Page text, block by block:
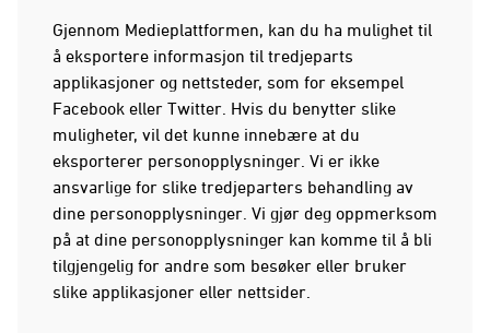
Gjennom Medieplattformen, kan du ha mulighet til
å eksportere informasjon til tredjeparts
applikasjoner og nettsteder, som for eksempel
Facebook eller Twitter. Hvis du benytter slike
muligheter, vil det kunne innebære at du
eksporterer personopplysninger. Vi er ikke
ansvarlige for slike tredjeparters behandling av
dine personopplysninger. Vi gjør deg oppmerksom
på at dine personopplysninger kan komme til å bli
tilgjengelig for andre som besøker eller bruker
slike applikasjoner eller nettsider.